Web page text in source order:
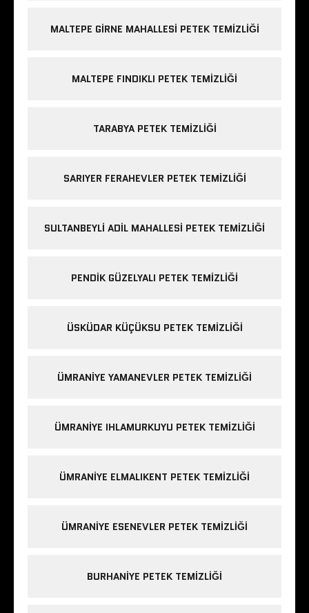
MALTEPE GIRNE MAHALLESI PETEK TEMIZLIĞI
MALTEPE FINDIKLI PETEK TEMIZLIĞI
TARABYA PETEK TEMIZLIĞI
SARIYER FERAHEVLER PETEK TEMIZLIĞI
SULTANBEYLI ADIL MAHALLESI PETEK TEMIZLIĞI
PENDIK GÜZELYALI PETEK TEMIZLIĞI
ÜSKÜDAR KÜÇÜKSU PETEK TEMIZLIĞI
ÜMRANIYE YAMANEVLER PETEK TEMIZLIĞI
ÜMRANIYE IHLAMURKUYU PETEK TEMIZLIĞI
ÜMRANIYE ELMALIKENT PETEK TEMIZLIĞI
ÜMRANIYE ESENEVLER PETEK TEMIZLIĞI
BURHANIYE PETEK TEMIZLIĞI